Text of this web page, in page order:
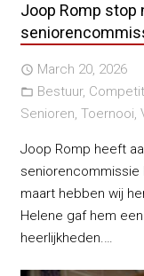
Joop Romp stop
access_time March 20, 2026
folder_open Bestuur,
Senioren, Toernooi,
Joop Romp heeft
seniorencommissie
maart hebben wij
Helene gaf hem
heerlijkheden.…